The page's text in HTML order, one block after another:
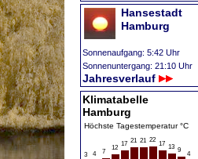
Hansestadt
Hamburg
Sonnenaufgang: 5:42 Uhr
Sonnenuntergang: 21:10 Uhr
Jahresverlauf
Klimatabelle
Hamburg
Höchste Tagestemperatur °C
3 4 7
12
17 21 21 22
17 13 9
4